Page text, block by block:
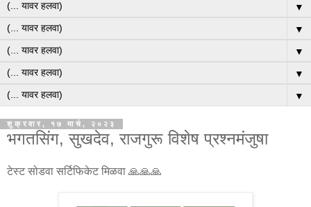
▼
▼
▼
▼
▼
शुक्रवार, १७ मार्च, २०२३
भगतसिंग, सुखदेव, राजगुरू विशेष प्रश्नमंजुषा
टेस्ट सोडवा सर्टिफिकेट मिळवा 🙏🙏🙏